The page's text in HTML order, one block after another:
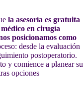
la asesoría es gratuita
en cirugía
posicionamos como
desde la evaluación
postoperatorio.
y comience a planear su
opciones